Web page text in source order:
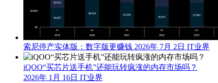
索尼停产实体版：数字版更赚钱 2026年 7月 2日 IT业界
iQOO“买芯片送手机”还能玩转疯涨的内存市场吗？
2026年 1月 16日 IT业界